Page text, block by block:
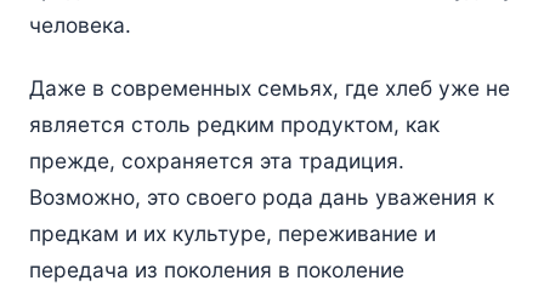
человека.
Даже в современных семьях, где хлеб уже не
является столь редким продуктом, как
прежде, сохраняется эта традиция.
Возможно, это своего рода дань уважения к
предкам и их культуре, переживание и
передача из поколения в поколение